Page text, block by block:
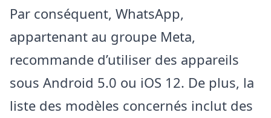
Par conséquent, WhatsApp,
appartenant au groupe Meta,
recommande d’utiliser des appareils
sous Android 5.0 ou iOS 12. De plus, la
liste des modèles concernés inclut des